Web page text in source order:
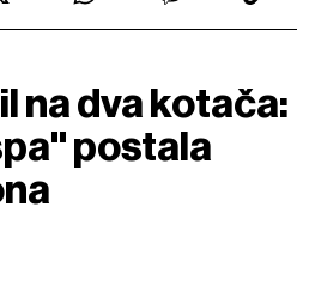
na dva kotača:
postala